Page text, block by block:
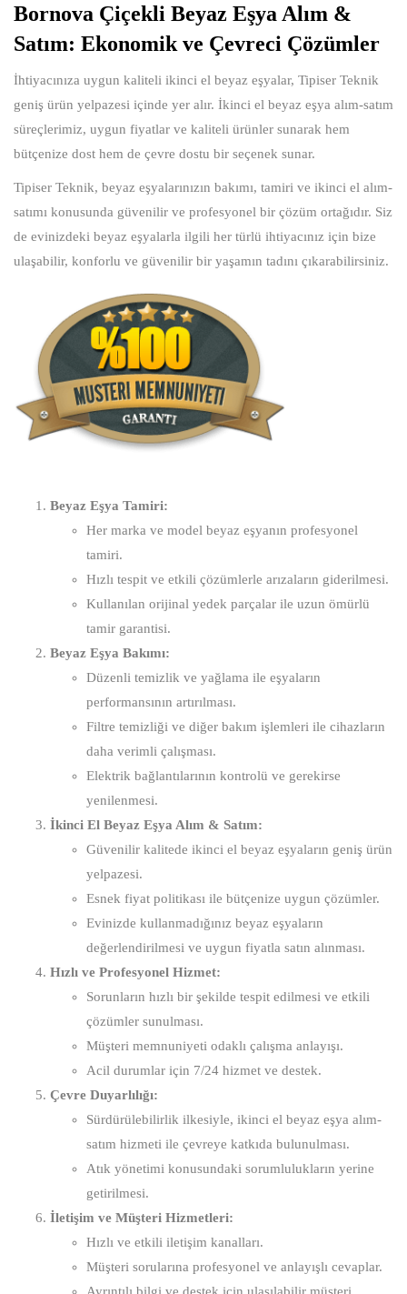
Bornova Çiçekli Beyaz Eşya Alım &
Satım: Ekonomik ve Çevreci Çözümler
İhtiyacınıza uygun kaliteli ikinci el beyaz eşyalar, Tipiser Teknik
geniş ürün yelpazesi içinde yer alır. İkinci el beyaz eşya alım-satım
süreçlerimiz, uygun fiyatlar ve kaliteli ürünler sunarak hem
bütçenize dost hem de çevre dostu bir seçenek sunar.
Tipiser Teknik, beyaz eşyalarınızın bakımı, tamiri ve ikinci el alım-
satımı konusunda güvenilir ve profesyonel bir çözüm ortağıdır. Siz
de evinizdeki beyaz eşyalarla ilgili her türlü ihtiyacınız için bize
ulaşabilir, konforlu ve güvenilir bir yaşamın tadını çıkarabilirsiniz.
Beyaz Eşya Tamiri:
Her marka ve model beyaz eşyanın profesyonel
tamiri.
Hızlı tespit ve etkili çözümlerle arızaların giderilmesi.
Kullanılan orijinal yedek parçalar ile uzun ömürlü
tamir garantisi.
Beyaz Eşya Bakımı:
Düzenli temizlik ve yağlama ile eşyaların
performansının artırılması.
Filtre temizliği ve diğer bakım işlemleri ile cihazların
daha verimli çalışması.
Elektrik bağlantılarının kontrolü ve gerekirse
yenilenmesi.
İkinci El Beyaz Eşya Alım & Satım:
Güvenilir kalitede ikinci el beyaz eşyaların geniş ürün
yelpazesi.
Esnek fiyat politikası ile bütçenize uygun çözümler.
Evinizde kullanmadığınız beyaz eşyaların
değerlendirilmesi ve uygun fiyatla satın alınması.
Hızlı ve Profesyonel Hizmet:
Sorunların hızlı bir şekilde tespit edilmesi ve etkili
çözümler sunulması.
Müşteri memnuniyeti odaklı çalışma anlayışı.
Acil durumlar için 7/24 hizmet ve destek.
Çevre Duyarlılığı:
Sürdürülebilirlik ilkesiyle, ikinci el beyaz eşya alım-
satım hizmeti ile çevreye katkıda bulunulması.
Atık yönetimi konusundaki sorumlulukların yerine
getirilmesi.
İletişim ve Müşteri Hizmetleri:
Hızlı ve etkili iletişim kanalları.
Müşteri sorularına profesyonel ve anlayışlı cevaplar.
Ayrıntılı bilgi ve destek için ulaşılabilir müşteri